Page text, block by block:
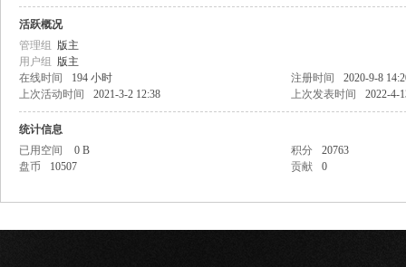
活跃概况
管理组 版主
用户组 版主
在线时间
194 小时 注册时间
2020-9-8
上次活动时间
2021-3-2 12:38 上次发表时间 2022-4-
统计信息
已用空间
0 B 积分
20763
盘币
10507 贡献 0